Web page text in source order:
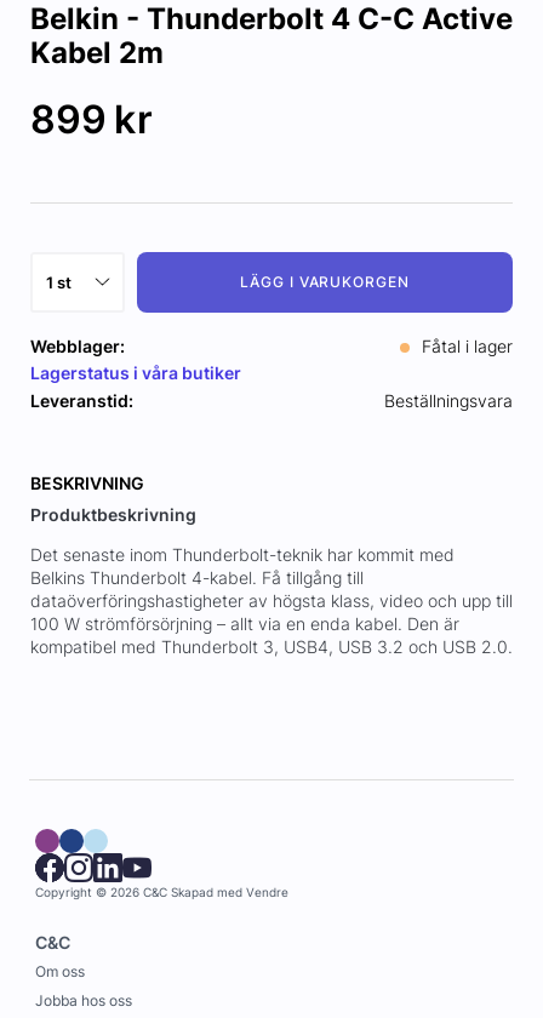
Belkin - Thunderbolt 4 C-C Active
Kabel 2m
899 kr
LÄGG I VARUKORGEN
Webblager:
Fåtal i lager
Lagerstatus i våra butiker
Leveranstid:
Beställningsvara
BESKRIVNING
Produktbeskrivning
Det senaste inom Thunderbolt-teknik har kommit med
Belkins Thunderbolt 4-kabel. Få tillgång till
dataöverföringshastigheter av högsta klass, video och upp till
100 W strömförsörjning – allt via en enda kabel. Den är
kompatibel med Thunderbolt 3, USB4, USB 3.2 och USB 2.0.
Copyright © 2026 C&C Skapad med Vendre
C&C
Om oss
Jobba hos oss